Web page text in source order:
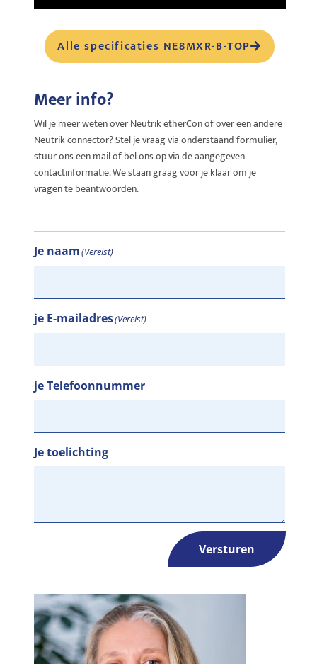
Alle specificaties NE8MXR-B-TOP
Meer info?
Wil je meer weten over Neutrik etherCon of over een andere
Neutrik connector? Stel je vraag via onderstaand formulier,
stuur ons een mail of bel ons op via de aangegeven
contactinformatie. We staan graag voor je klaar om je
vragen te beantwoorden.
Je naam(Vereist)
je E-mailadres(Vereist)
je Telefoonnummer
Je toelichting
Versturen